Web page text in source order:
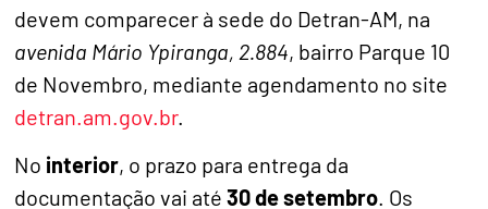
devem comparecer à sede do Detran-AM, na
avenida Mário Ypiranga, 2.884, bairro Parque 10
de Novembro, mediante agendamento no site
detran.am.gov.br.
No interior, o prazo para entrega da
documentação vai até30 de setembro. Os